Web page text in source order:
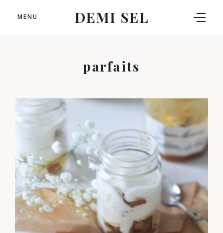
DEMI SEL
MENU
parfaits